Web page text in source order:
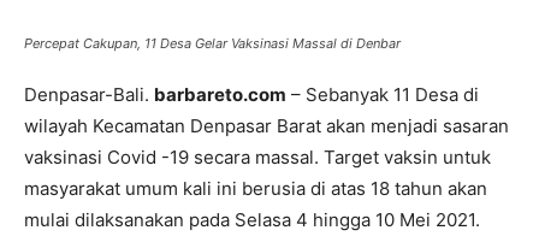
Percepat Cakupan, 11 Desa Gelar Vaksinasi Massal di Denbar
Denpasar-Bali. barbareto.com – Sebanyak 11 Desa di
wilayah Kecamatan Denpasar Barat akan menjadi sasaran
vaksinasi Covid -19 secara massal. Target vaksin untuk
masyarakat umum kali ini berusia di atas 18 tahun akan
mulai dilaksanakan pada Selasa 4 hingga 10 Mei 2021.